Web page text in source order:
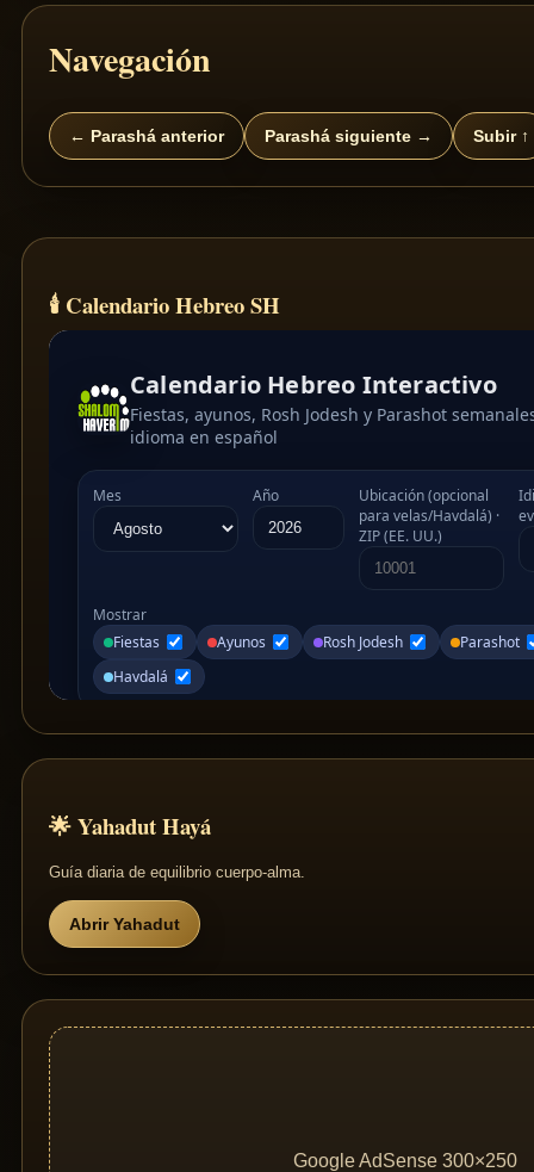
Navegación
← Parashá anterior Parashá siguiente → Subir ↑
🕯 Calendario Hebreo SH
🌟 Yahadut Hayá
Guía diaria de equilibrio cuerpo‑alma.
Abrir Yahadut
Google AdSense 300×250